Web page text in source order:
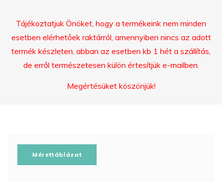
Tájékoztatjuk Önöket, hogy a termékeink nem minden
esetben elérhetőek raktárról, amennyiben nincs az adott
termék készleten, abban az esetben kb 1 hét a szállítás,
de erről természetesen külön értesítjük e-mailben.
Megértésüket köszönjük!
Mérettáblázat